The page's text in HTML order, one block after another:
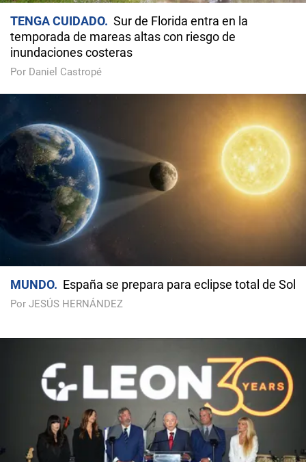
TENGA CUIDADO
Sur de Florida entra en la
temporada de mareas altas con riesgo de
inundaciones costeras
Por Daniel Castropé
MUNDO España se prepara para eclipse total de Sol
Por JESÚS HERNÁNDEZ